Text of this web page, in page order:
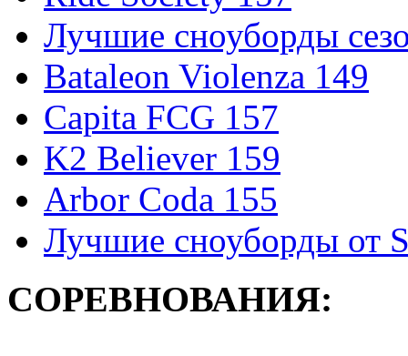
Лучшие сноуборды
Bataleon Violenza 149
Capita FCG 157
K2 Believer 159
Arbor Coda 155
Лучшие сноуборды от
СОРЕВНОВАНИЯ: